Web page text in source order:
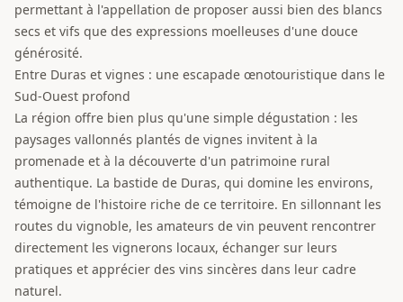
permettant à l'appellation de proposer aussi bien des blancs
secs et vifs que des expressions moelleuses d'une douce
générosité.
Entre Duras et vignes : une escapade œnotouristique dans le
Sud-Ouest profond
La région offre bien plus qu'une simple dégustation : les
paysages vallonnés plantés de vignes invitent à la
promenade et à la découverte d'un patrimoine rural
authentique. La bastide de Duras, qui domine les environs,
témoigne de l'histoire riche de ce territoire. En sillonnant les
routes du vignoble, les amateurs de vin peuvent rencontrer
directement les vignerons locaux, échanger sur leurs
pratiques et apprécier des vins sincères dans leur cadre
naturel.